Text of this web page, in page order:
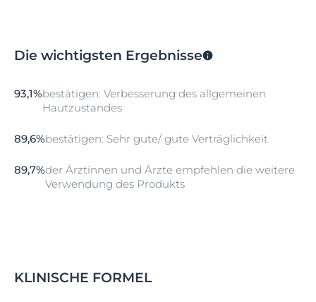
Die wichtigsten Ergebnisse
93,1%bestätigen: Verbesserung des allgemeinen
Hautzustandes
89,6%bestätigen: Sehr gute/ gute Verträglichkeit
89,7%der Ärztinnen und Ärzte empfehlen die weitere
Verwendung des Produkts
KLINISCHE FORMEL